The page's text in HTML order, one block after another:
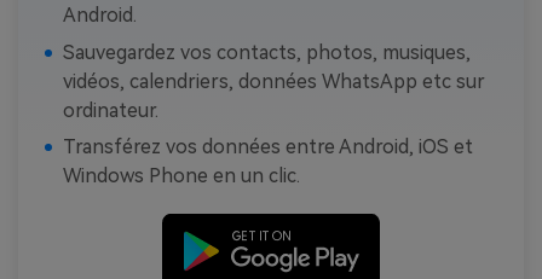
Android.
Sauvegardez vos contacts, photos, musiques,
vidéos, calendriers, données WhatsApp etc sur
ordinateur.
Transférez vos données entre Android, iOS et
Windows Phone en un clic.